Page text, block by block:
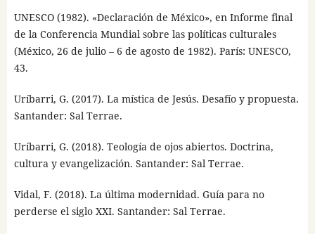
UNESCO (1982). «Declaración de México», en Informe final
de la Conferencia Mundial sobre las políticas culturales
(México, 26 de julio – 6 de agosto de 1982). París: UNESCO,
43.
Uríbarri, G. (2017). La mística de Jesús. Desafío y propuesta.
Santander: Sal Terrae.
Uríbarri, G. (2018). Teología de ojos abiertos. Doctrina,
cultura y evangelización. Santander: Sal Terrae.
Vidal, F. (2018). La última modernidad. Guía para no
perderse el siglo XXI. Santander: Sal Terrae.